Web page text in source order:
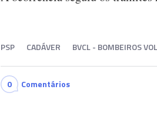
PSP CADÁVER BVCL - BOMBEIROS
0 Comentários